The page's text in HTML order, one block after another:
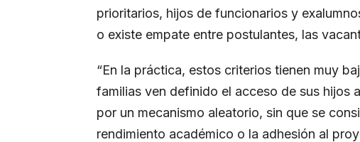
prioritarios, hijos de funcionarios y
o existe empate entre postulantes, las
“En la práctica, estos criterios tienen muy
familias ven definido el acceso de sus hijos
por un mecanismo aleatorio, sin que se
rendimiento académico o la adhesión al